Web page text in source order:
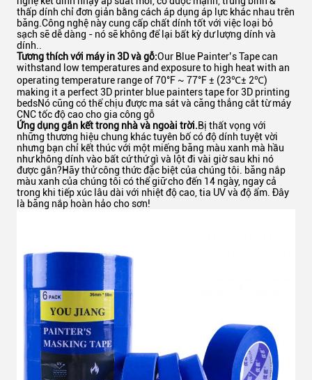
thấp dính chỉ đơn giản bằng cách áp dụng áp lực khác nhau trên
băng.Công nghệ này cung cấp chất dính tốt với việc loại bỏ
sạch sẽ dễ dàng - nó sẽ không để lại bất kỳ dư lượng dính và
dính..
Tương thích với máy in 3D và gỗ:Our Blue Painter’s Tape can
withstand low temperatures and exposure to high heat with an
operating temperature range of 70°F ~ 77°F ± (23℃± 2℃)
making it a perfect 3D printer blue painters tape for 3D printing
bedsNó cũng có thể chịu được ma sát và căng thẳng cắt từ máy
CNC tốc độ cao cho gia công gỗ
Ứng dụng gắn kết trong nhà và ngoài trời.Bị thất vọng với
những thương hiệu chung khác tuyên bố có độ dính tuyệt vời
nhưng bạn chỉ kết thúc với một miếng băng màu xanh mà hầu
như không dính vào bất cứ thứ gì và lột đi vài giờ sau khi nó
được gắn?Hãy thử công thức đặc biệt của chúng tôi. băng nắp
màu xanh của chúng tôi có thể giữ cho đến 14 ngày, ngay cả
trong khi tiếp xúc lâu dài với nhiệt độ cao, tia UV và độ ẩm. Đây
là băng nắp hoàn hảo cho sơn!